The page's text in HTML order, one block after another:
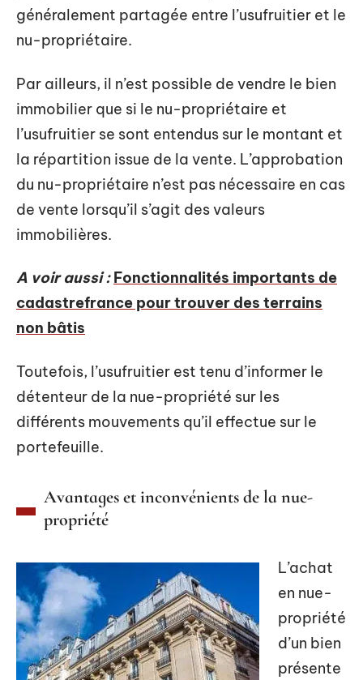
généralement partagée entre l’usufruitier et le
nu-propriétaire.
Par ailleurs, il n’est possible de vendre le bien
immobilier que si le nu-propriétaire et
l’usufruitier se sont entendus sur le montant et
la répartition issue de la vente. L’approbation
du nu-propriétaire n’est pas nécessaire en cas
de vente lorsqu’il s’agit des valeurs
immobilières.
A voir aussi : Fonctionnalités importants de
cadastrefrance pour trouver des terrains
non bâtis
Toutefois, l’usufruitier est tenu d’informer le
détenteur de la nue-propriété sur les
différents mouvements qu’il effectue sur le
portefeuille.
Avantages et inconvénients de la nue-
propriété
L’achat
en nue-
propriété
d’un bien
présente